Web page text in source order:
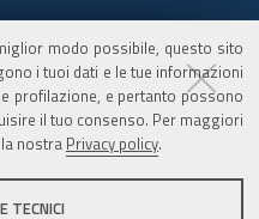
modo possibile, questo sito
i tuoi dati e le tue informazioni
profilazione, e pertanto possono
il tuo consenso. Per maggiori
nostra Privacy policy.
TECNICI